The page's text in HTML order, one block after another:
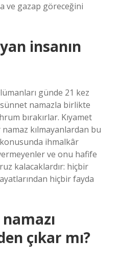
ve gazap göreceğini
insanın
günde 21 kez
namazla birlikte
bırakırlar. Kıyamet
kılmayanlardan bu
ihmalkâr
ve onu hafife
kalacaklardır: hiçbir
hiçbir fayda
çıkar mı?